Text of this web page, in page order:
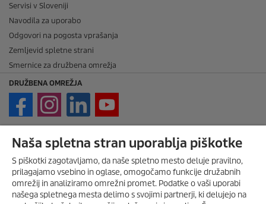
Servisi v Sloveniji
Navodila za uporabo
Odgovori na pogosta vprašanja
Zemljevid spletne strani
Smernice za družbena omrežja
DRUŽBENA OMREŽJA
PRAVNE ZADEVE
Imprint
Avtorske pravice
Zavrnitev odgovornosti
Pravila nagradne igre
Naša spletna stran uporablja piškotke
S piškotki zagotavljamo, da naše spletno mesto deluje pravilno,
prilagajamo vsebino in oglase, omogočamo funkcije družabnih
omrežij in analiziramo omrežni promet. Podatke o vaši uporabi
našega spletnega mesta delimo s svojimi partnerji, ki delujejo na